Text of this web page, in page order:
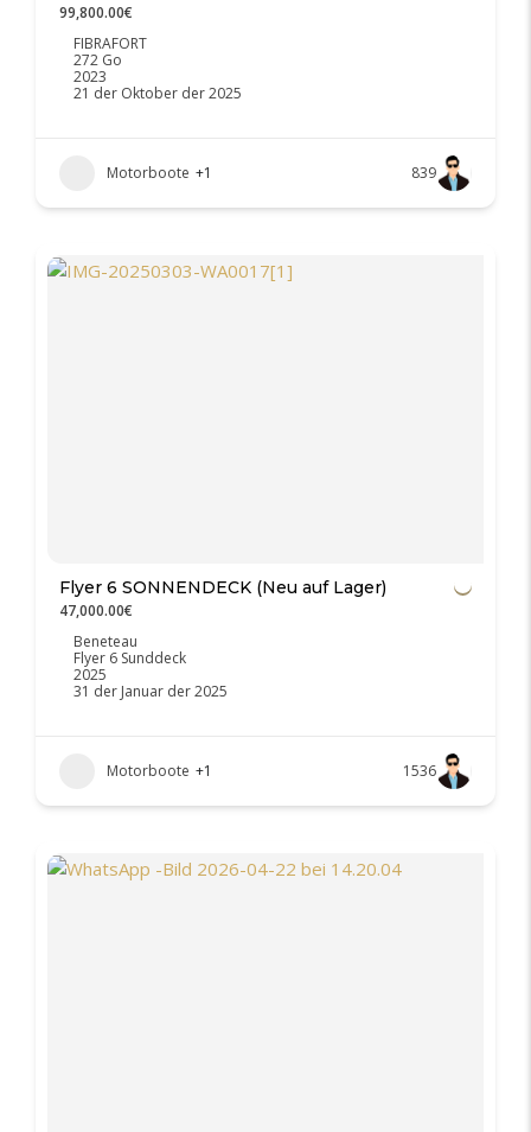
99,800.00€
FIBRAFORT
272 Go
2023
21 der Oktober der 2025
Motorboote +1 839
Flyer 6 SONNENDECK (Neu auf Lager)
47,000.00€
Beneteau
Flyer 6 Sunddeck
2025
31 der Januar der 2025
Motorboote +1 1536